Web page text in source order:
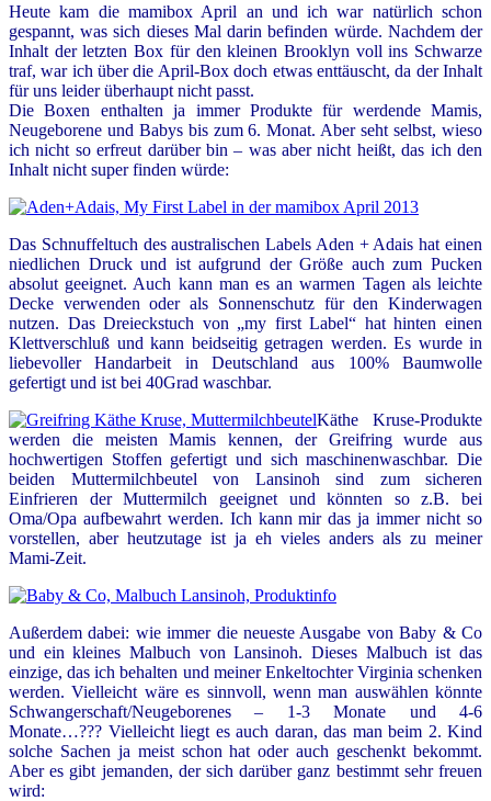
Heute kam die mamibox April an und ich war natürlich schon
gespannt, was sich dieses Mal darin befinden würde. Nachdem der
Inhalt der letzten Box für den kleinen Brooklyn voll ins Schwarze
traf, war ich über die April-Box doch etwas enttäuscht, da der Inhalt
für uns leider überhaupt nicht passt.
Die Boxen enthalten ja immer Produkte für werdende Mamis,
Neugeborene und Babys bis zum 6. Monat. Aber seht selbst, wieso
ich nicht so erfreut darüber bin – was aber nicht heißt, das ich den
Inhalt nicht super finden würde:
Das Schnuffeltuch des australischen Labels Aden + Adais hat einen
niedlichen Druck und ist aufgrund der Größe auch zum Pucken
absolut geeignet. Auch kann man es an warmen Tagen als leichte
Decke verwenden oder als Sonnenschutz für den Kinderwagen
nutzen. Das Dreieckstuch von „my first Label“ hat hinten einen
Klettverschluß und kann beidseitig getragen werden. Es wurde in
liebevoller Handarbeit in Deutschland aus 100% Baumwolle
gefertigt und ist bei 40Grad waschbar.
Käthe Kruse-Produkte
werden die meisten Mamis kennen, der Greifring wurde aus
hochwertigen Stoffen gefertigt und sich maschinenwaschbar. Die
beiden Muttermilchbeutel von Lansinoh sind zum sicheren
Einfrieren der Muttermilch geeignet und könnten so z.B. bei
Oma/Opa aufbewahrt werden. Ich kann mir das ja immer nicht so
vorstellen, aber heutzutage ist ja eh vieles anders als zu meiner
Mami-Zeit.
Außerdem dabei: wie immer die neueste Ausgabe von Baby & Co
und ein kleines Malbuch von Lansinoh. Dieses Malbuch ist das
einzige, das ich behalten und meiner Enkeltochter Virginia schenken
werden. Vielleicht wäre es sinnvoll, wenn man auswählen könnte
Schwangerschaft/Neugeborenes – 1-3 Monate und 4-6
Monate…??? Vielleicht liegt es auch daran, das man beim 2. Kind
solche Sachen ja meist schon hat oder auch geschenkt bekommt.
Aber es gibt jemanden, der sich darüber ganz bestimmt sehr freuen
wird: